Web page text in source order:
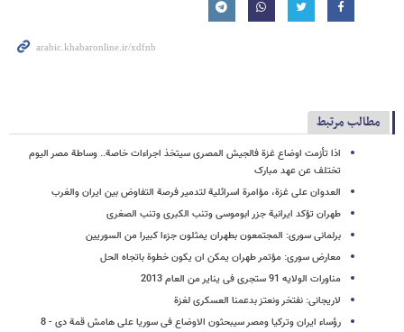
مطالب مرتبط
اذا تأزمت اوضاع غزة فالجیش المصری سیتخذ اجراءات خاصة.. وساطة مصر الیوم
تختلف عن عهد مبارک
العدوان على غزة، مؤامرة اسرائلیة لتدمیر فرصة التفاوض بین ایران والغرب
طهران تؤکد ایرانیة جزر ابوموسی وتنب الکبری وتنب الصغری
برلمانی سوری: المجتمعون بطهران یمثلون جزءا کبیرا من السوریین
معارض سوری: مؤتمر طهران یمکن ان یکون خطوة باتجاه الحل
مناورات الولایه 91 ستجری فی ینایر من العام 2013
لاریجانی: نفتخر ونعتز بدعمنا العسکری لغزة
رؤساء ایران وترکیا ومصر سیبحثون الاوضاع فی سوریا علی هامش قمة دی - 8